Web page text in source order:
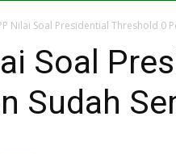
Nilai Soal Presidential Threshold 0
Soal
Sudah